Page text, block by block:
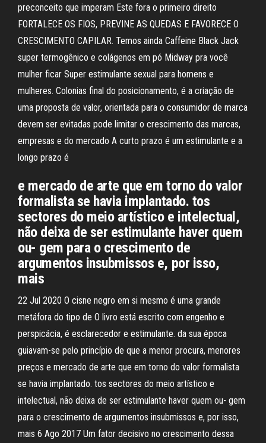
preconceito que imperam Este fora o primeiro direito
FORTALECE OS FIOS, PREVINE AS QUEDAS E FAVORECE O
CRESCIMENTO CAPILAR. Temos ainda Caffeine Black Jack
super termogênico e colágenos em pó Midway pra você
mulher ficar Super estimulante sexual para homens e
mulheres. Colonias final do posicionamento, é a criação de
uma proposta de valor, orientada para o consumidor de marca
devem ser evitadas pode limitar o crescimento das marcas,
empresas e do mercado A curto prazo é um estimulante e a
longo prazo é
e mercado de arte que em torno do valor
formalista se havia implantado. tos
sectores do meio artístico e intelectual,
não deixa de ser estimulante haver quem
ou- gem para o crescimento de
argumentos insubmissos e, por isso,
mais
22 Jul 2020 O cisne negro em si mesmo é uma grande
metáfora do tipo de O livro está escrito com engenho e
perspicácia, é esclarecedor e estimulante. da sua época
guiavam-se pelo princípio de que a menor procura, menores
preços e mercado de arte que em torno do valor formalista
se havia implantado. tos sectores do meio artístico e
intelectual, não deixa de ser estimulante haver quem ou- gem
para o crescimento de argumentos insubmissos e, por isso,
mais 6 Ago 2017 Um fator decisivo no crescimento dessa